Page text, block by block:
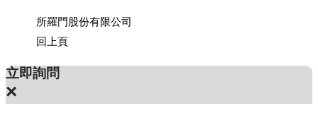
所羅門股份有限公司
回上頁
立即詢問
×